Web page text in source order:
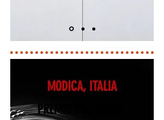
MODICA, ITALIA
PREMIO LUCE IBLEA